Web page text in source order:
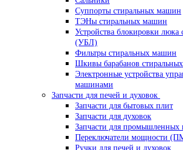
Суппорты стиральных машин
ТЭНы стиральных машин
Устройства блокировки
(УБЛ)
Фильтры стиральных машин
Шкивы барабанов
Электронные устройства
машинами
Запчасти для печей и духовок
Запчасти для бытовых плит
Запчасти для духовок
Запчасти для промышленных
Переключатели мощности
Ручки для печей и духовок